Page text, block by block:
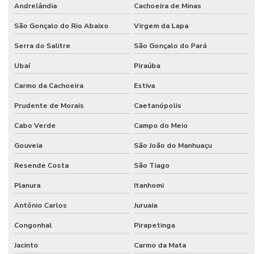
Andrelândia Cachoeira de Minas
São Gonçalo do Rio Abaixo Virgem da Lapa
Serra do Salitre São Gonçalo do Pará
Ubaí Piraúba
Carmo da Cachoeira Estiva
Prudente de Morais Caetanópolis
Cabo Verde Campo do Meio
Gouveia São João do Manhuaçu
Resende Costa São Tiago
Planura Itanhomi
Antônio Carlos Juruaia
Congonhal Pirapetinga
Jacinto Carmo da Mata